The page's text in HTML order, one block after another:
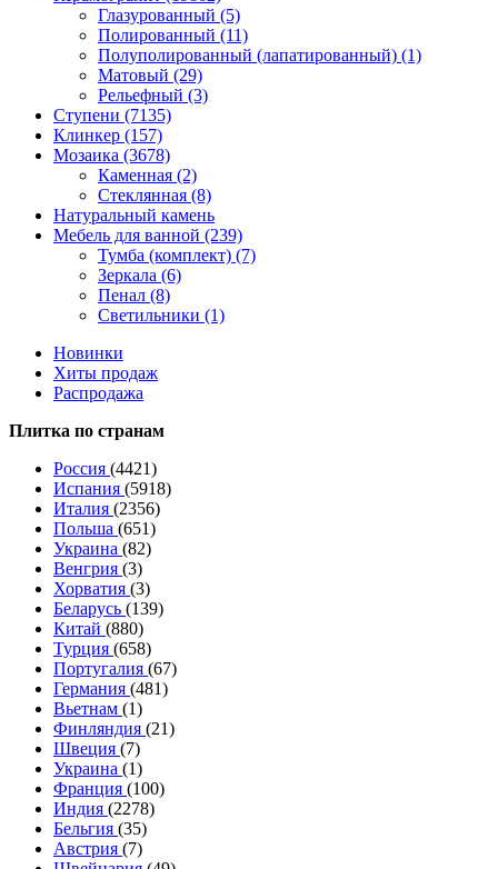
Глазурованный (5)
Полированный (11)
Полуполированный (лапатированный) (1)
Матовый (29)
Рельефный (3)
Ступени (7135)
Клинкер (157)
Мозаика (3678)
Каменная (2)
Стеклянная (8)
Натуральный камень
Мебель для ванной (239)
Тумба (комплект) (7)
Зеркала (6)
Пенал (8)
Светильники (1)
Новинки
Хиты продаж
Распродажа
Плитка по странам
Россия (4421)
Испания (5918)
Италия (2356)
Польша (651)
Украина (82)
Венгрия (3)
Хорватия (3)
Беларусь (139)
Китай (880)
Турция (658)
Португалия (67)
Германия (481)
Вьетнам (1)
Финляндия (21)
Швеция (7)
Украина (1)
Франция (100)
Индия (2278)
Бельгия (35)
Австрия (7)